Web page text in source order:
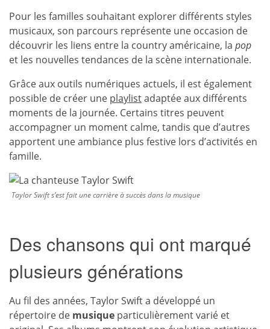
Pour les familles souhaitant explorer différents styles
musicaux, son parcours représente une occasion de
découvrir les liens entre la country américaine, la pop
et les nouvelles tendances de la scène internationale.
Grâce aux outils numériques actuels, il est également
possible de créer une playlistadaptée aux différents
moments de la journée. Certains titres peuvent
accompagner un moment calme, tandis que d’autres
apportent une ambiance plus festive lors d’activités en
famille.
Taylor Swift s’est fait une carrière à succès dans la musique
Des chansons qui ont marqué
plusieurs générations
Au fil des années, Taylor Swift a développé un
répertoire de musique particulièrement varié et